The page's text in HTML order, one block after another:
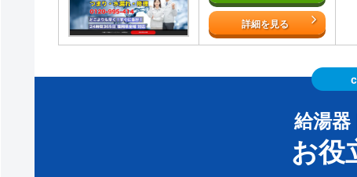
詳細を見る
給湯器
お役